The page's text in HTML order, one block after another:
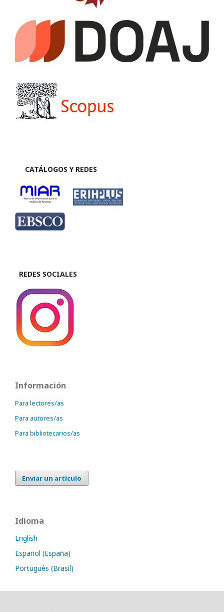
CATÁLOGOS Y REDES
REDES SOCIALES
Información
Para lectores/as
Para autores/as
Para bibliotecarios/as
Enviar un artículo
Idioma
English
Español (España)
Português (Brasil)